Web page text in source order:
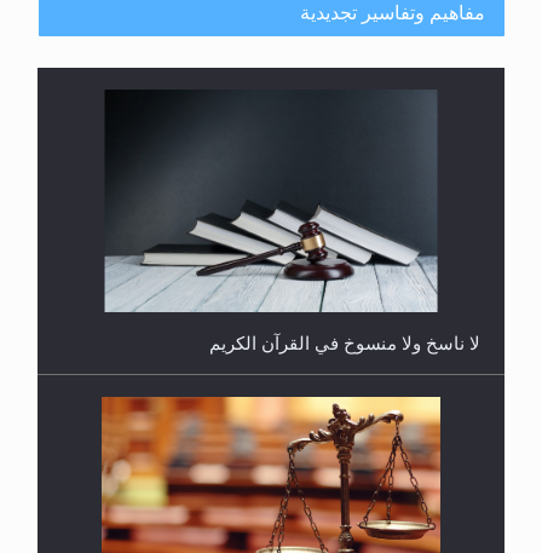
هل يُحسب حول الزكاة وفق السنة الميلادية أو الهجرية؟
هل يجوز فتح مشروع كوافير نسائي للمحجبات وغير
مفاهيم وتفاسير تجديدية
لا ناسخ ولا منسوخ في القرآن الكريم